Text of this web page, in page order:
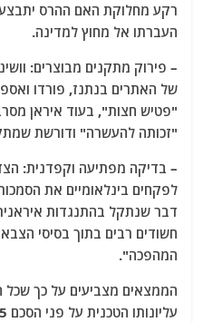
רקע מחלוקת האם ההרס יתבצע
העברתו אל מחוץ למדינה.
– פירוק מתקנים מבוצרים:
של האתרים בנתנז, פורדו
"פטיש חצות", בעוד איראן
"זכותה להעשרה" ודורשת
– בדיקה מפתיעה וקפדנית:
לפקחים בינלאומיים את
דבר שנתקל בהתנגדות
חשודים רבים בתוך בסיסי
המהפכה".
הממצאים מצביעים על כך שכל